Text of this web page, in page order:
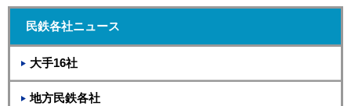
民鉄各社ニュース
大手16社
地方民鉄各社